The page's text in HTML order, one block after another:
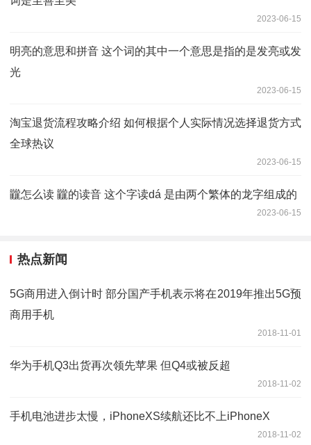
2023-06-15
明亮的意思和拼音 这个词的其中一个意思是指的是发亮或发
光
2023-06-15
淘宝退货流程攻略介绍 如何根据个人实际情况选择退货方式
全球热议
2023-06-15
龖怎么读 龖的读音 这个字读dá 是由两个繁体的龙字组成的
2023-06-15
热点新闻
5G商用进入倒计时 部分国产手机表示将在2019年推出5G预
商用手机
2018-11-01
华为手机Q3出货再次领先苹果 但Q4或被反超
2018-11-02
手机电池进步太慢，iPhoneXS续航还比不上iPhoneX
2018-11-02